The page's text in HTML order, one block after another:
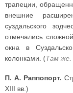
трапеции,
внешние
суздальского
отмечались
окна в
колонками. (Там же.
П. А. Раппопорт.
XIII вв.)